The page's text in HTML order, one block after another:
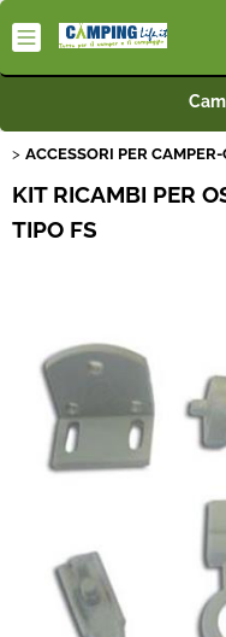
Articoli
ACCESSORI PER
KIT RICAMBI PER
TIPO FS